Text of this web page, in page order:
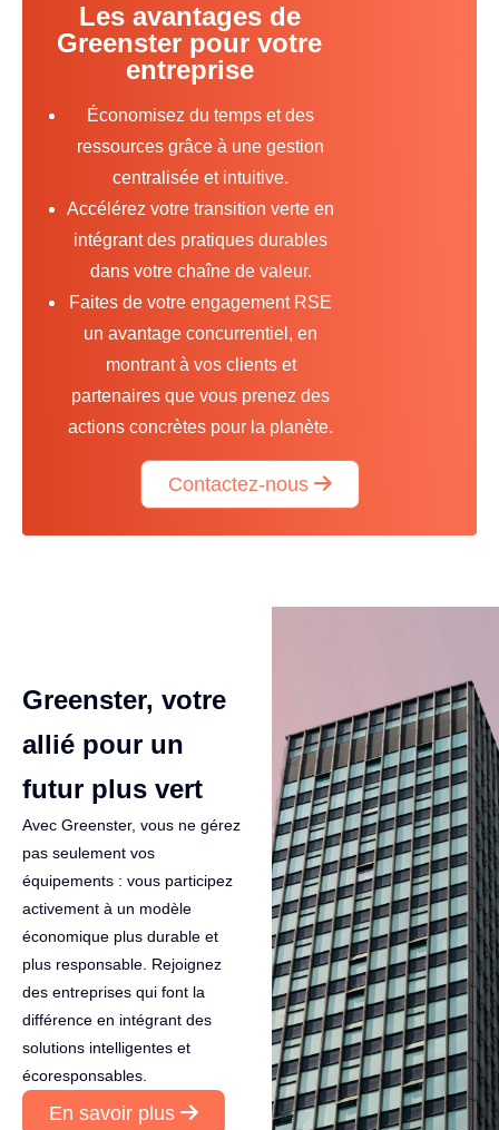
Les avantages de
Greenster pour votre
entreprise
Économisez du temps et des
ressources grâce à une gestion
centralisée et intuitive.
Accélérez votre transition verte en
intégrant des pratiques durables
dans votre chaîne de valeur.
Faites de votre engagement RSE
un avantage concurrentiel, en
montrant à vos clients et
partenaires que vous prenez des
actions concrètes pour la planète.
Contactez-nous
Greenster, votre
allié pour un
futur plus vert
Avec Greenster, vous ne gérez
pas seulement vos
équipements : vous participez
activement à un modèle
économique plus durable et
plus responsable. Rejoignez
des entreprises qui font la
différence en intégrant des
solutions intelligentes et
écoresponsables.
En savoir plus